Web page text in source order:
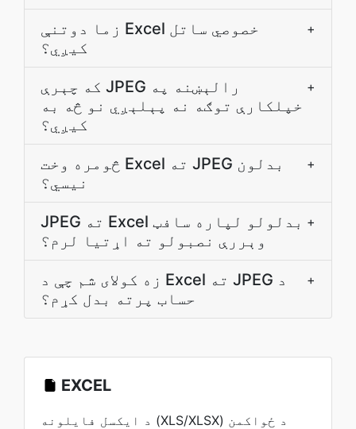
زما دوتنې Excel خصوصي ساتل
کيږي؟
+
که چېرې JPEG رالېښنه په
خپلکارې توګه نه پېلېږي نو څه به
کيږي؟
+
څومره وخت Excel ته JPEG بدلون
نیسي؟
+
JPEG ته Excel بدلولو لپاره سافټ
وېررې نصبولو ته اړتيا لرم؟
+
زه کولای شم چې د Excel ته JPEG د
حساب پرته بدل کړم؟
+
EXCEL
د ایکسل فایلونه (XLS/XLSX) د ځواکمن